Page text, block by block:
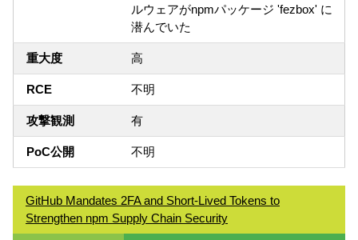
ルウェアがnpmパッケージ 'fezbox' に
潜んでいた
重大度 高
RCE 不明
攻撃観測 有
PoC公開 不明
GitHub Mandates 2FA and Short-Lived Tokens to
Strengthen npm Supply Chain Security